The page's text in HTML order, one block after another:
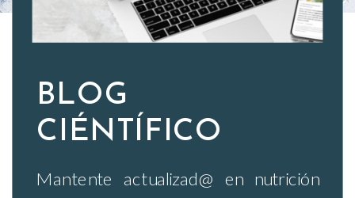
Mantente actualizad@ en nutrición
BLOG
CIÉNTÍFICO